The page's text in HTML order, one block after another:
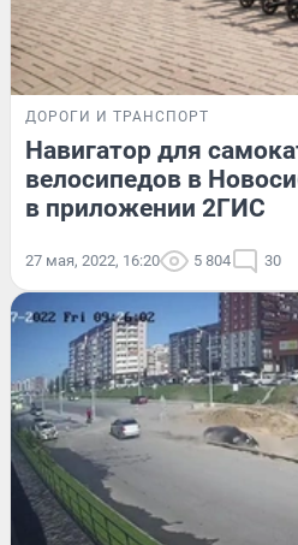
ДОРОГИ И ТРАНСПОРТ
Навигатор для
велосипедов в
в приложении 2ГИС
27 мая, 2022, 16:20 5 804 30